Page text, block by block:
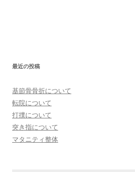
最近の投稿
基節骨骨折について
転院について
打撲について
突き指について
マタニティ整体